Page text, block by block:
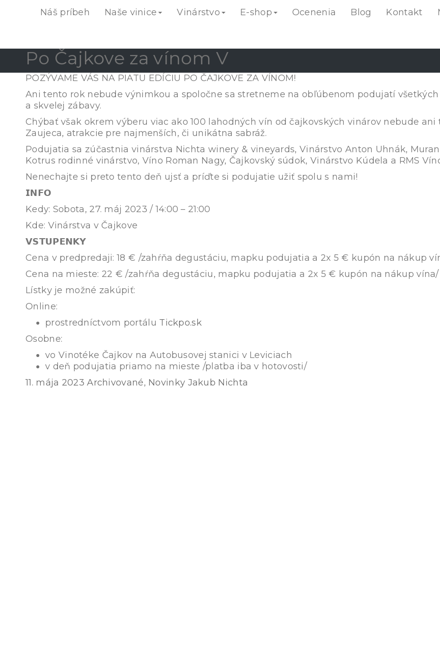
Náš príbeh Naše vinice Vinárstvo E-shop Ocenenia Blog Kontakt
Po Čajkove za vínom V
POZÝVAME VÁS NA PIATU EDÍCIU PO ČAJKOVE ZA VÍNOM!
Ani tento rok nebude výnimkou a spoločne sa stretneme na obľúbenom podujatí
a skvelej zábavy.
Chýbať však okrem výberu viac ako 100 lahodných vín od čajkovských vinárov nebude
Zaujeca, atrakcie pre najmenších, či unikátna sabráž.
Podujatia sa zúčastnia vinárstva Nichta winery & vineyards, Vinárstvo Anton Uhnák,
Kotrus rodinné vinárstvo, Víno Roman Nagy, Čajkovský súdok, Vinárstvo Kúdela a RMS
Nenechajte si preto tento deň ujsť a príďte si podujatie užiť spolu s nami!
𝗜𝗡𝗙𝗢
Kedy: Sobota, 27. máj 2023 / 14:00 – 21:00
Kde: Vinárstva v Čajkove
𝗩𝗦𝗧𝗨𝗣𝗘𝗡𝗞𝗬
Cena v predpredaji: 18 € /zahŕňa degustáciu, mapku podujatia a 2x 5 € kupón na nákup
Cena na mieste: 22 € /zahŕňa degustáciu, mapku podujatia a 2x 5 € kupón na nákup vína/
Lístky je možné zakúpiť:
Online:
prostredníctvom portálu Tickpo.sk
Osobne:
vo Vinotéke Čajkov na Autobusovej stanici v Leviciach
v deň podujatia priamo na mieste /platba iba v hotovosti/
11. mája 2023 Archivované, Novinky Jakub Nichta